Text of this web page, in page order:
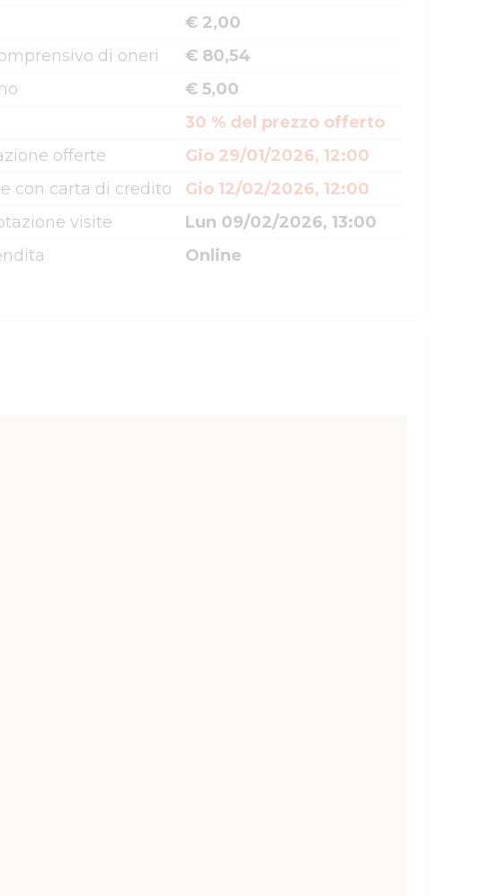
€ 2,00
di oneri
€ 80,54
€ 5,00
30 % del prezzo offerto
offerte
Gio 29/01/2026, 12:00
con carta di credito
Gio 12/02/2026, 12:00
visite
Lun 09/02/2026, 13:00
Online